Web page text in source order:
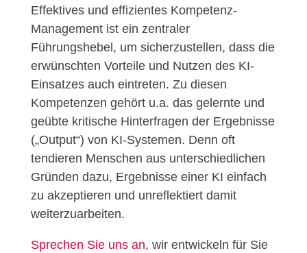
Effektives und effizientes Kompetenz-
Management ist ein zentraler
Führungshebel, um sicherzustellen, dass die
erwünschten Vorteile und Nutzen des KI-
Einsatzes auch eintreten. Zu diesen
Kompetenzen gehört u.a. das gelernte und
geübte kritische Hinterfragen der Ergebnisse
(„Output“) von KI-Systemen. Denn oft
tendieren Menschen aus unterschiedlichen
Gründen dazu, Ergebnisse einer KI einfach
zu akzeptieren und unreflektiert damit
weiterzuarbeiten.
Sprechen Sie uns an, wir entwickeln für Sie